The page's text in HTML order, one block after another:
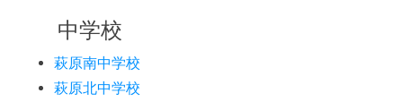
中学校
萩原南中学校
萩原北中学校